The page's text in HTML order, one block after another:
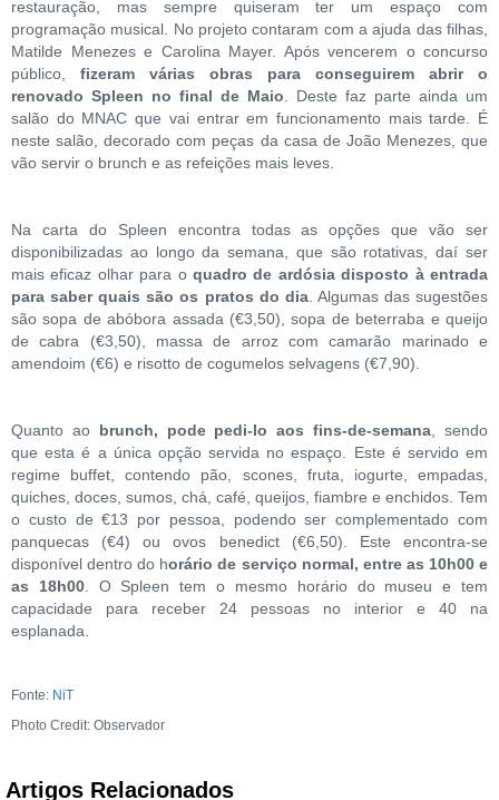
restauração, mas sempre quiseram ter um espaço com
programação musical. No projeto contaram com a ajuda das filhas,
Matilde Menezes e Carolina Mayer. Após vencerem o concurso
público, fizeram várias obras para conseguirem abrir o
renovado Spleen no final de Maio. Deste faz parte ainda um
salão do MNAC que vai entrar em funcionamento mais tarde. É
neste salão, decorado com peças da casa de João Menezes, que
vão servir o brunch e as refeições mais leves.
Na carta do Spleen encontra todas as opções que vão ser
disponibilizadas ao longo da semana, que são rotativas, daí ser
mais eficaz olhar para o quadro de ardósia disposto à entrada
para saber quais são os pratos do dia. Algumas das sugestões
são sopa de abóbora assada (€3,50), sopa de beterraba e queijo
de cabra (€3,50), massa de arroz com camarão marinado e
amendoim (€6) e risotto de cogumelos selvagens (€7,90).
Quanto ao brunch, pode pedi-lo aos fins-de-semana, sendo
que esta é a única opção servida no espaço. Este é servido em
regime buffet, contendo pão, scones, fruta, iogurte, empadas,
quiches, doces, sumos, chá, café, queijos, fiambre e enchidos. Tem
o custo de €13 por pessoa, podendo ser complementado com
panquecas (€4) ou ovos benedict (€6,50). Este encontra-se
disponível dentro do horário de serviço normal, entre as 10h00 e
as 18h00. O Spleen tem o mesmo horário do museu e tem
capacidade para receber 24 pessoas no interior e 40 na
esplanada.
Fonte: NiT
Photo Credit: Observador
Artigos Relacionados